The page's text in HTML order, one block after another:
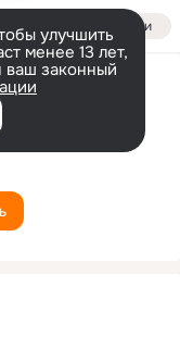
Войти
улучшить
менее 13 лет,
ваш законный